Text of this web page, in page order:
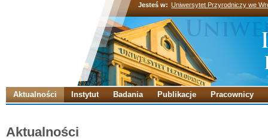
Jesteś w: Uniwersytet Przyrodniczy we
Aktualności Instytut Badania Publikacje Pracownicy
Aktualności